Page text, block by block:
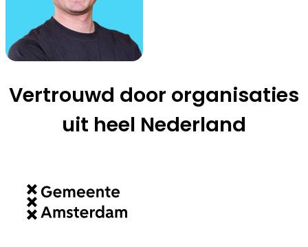
Vertrouwd door organisaties
uit heel Nederland